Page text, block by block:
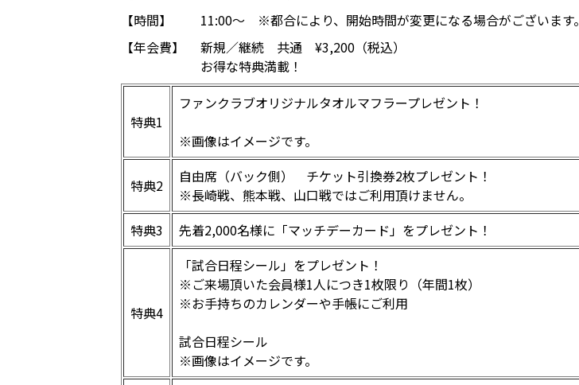
【時間】
11:00～ ※都合により、開始時間が変更になる場合がございます。
【年会費】
新規／継続 共通 ¥3,200（税込）
お得な特典満載！
特典1
ファンクラブオリジナルタオルマフラープレゼント！
※画像はイメージです。
特典2
自由席（バック側） チケット引換券2枚プレゼント！
※長崎戦、熊本戦、山口戦ではご利用頂けません。
特典3
先着2,000名様に「マッチデーカード」をプレゼント！
特典4
「試合日程シール」をプレゼント！
※ご来場頂いた会員様1人につき1枚限り（年間1枚）
※お手持ちのカレンダーや手帳にご利用
試合日程シール
※画像はイメージです。